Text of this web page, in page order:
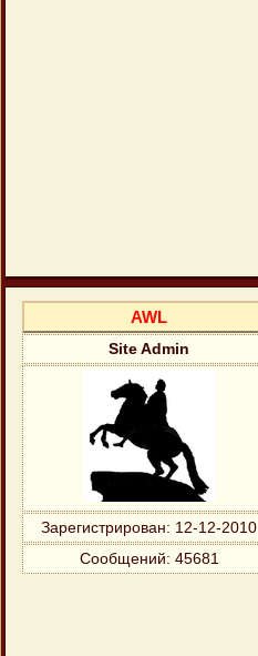
AWL
Site Admin
Зарегистрирован: 12-12-2010
Сообщений: 45681